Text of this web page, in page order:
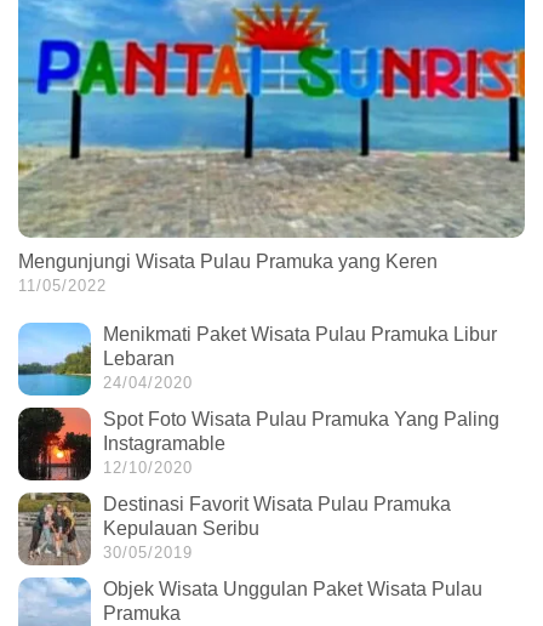
Mengunjungi Wisata Pulau Pramuka yang Keren
11/05/2022
Menikmati Paket Wisata Pulau Pramuka Libur
Lebaran
24/04/2020
Spot Foto Wisata Pulau Pramuka Yang Paling
Instagramable
12/10/2020
Destinasi Favorit Wisata Pulau Pramuka
Kepulauan Seribu
30/05/2019
Objek Wisata Unggulan Paket Wisata Pulau
Pramuka